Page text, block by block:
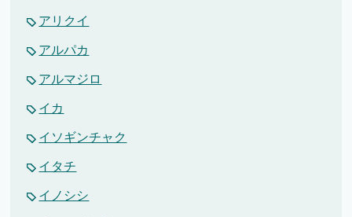
アリクイ
アルパカ
アルマジロ
イカ
イソギンチャク
イタチ
イノシシ